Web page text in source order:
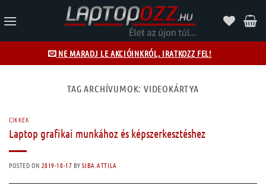
to
NE MARADJ LE AKCIÓINKRÓL, IRATKOZZ FEL!
TAG ARCHÍVUMOK: VIDEOKÁRTYA
CIKKEK
Laptop grafikai munkához és képszerkesztéshez
POSTED ON 2019-10-17 BYSIBA.ATTILA